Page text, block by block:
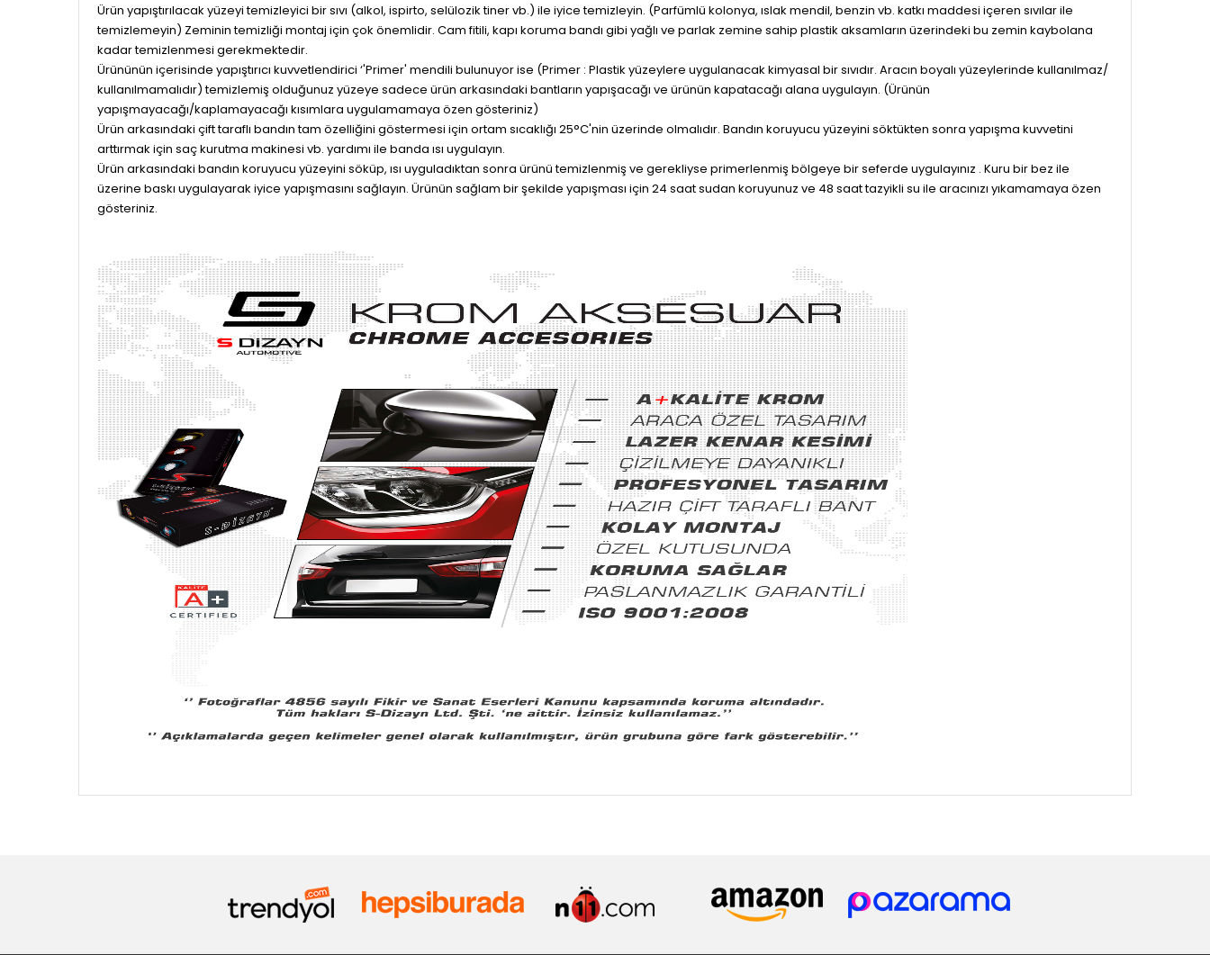
Ürün yapıştırılacak yüzeyi temizleyici bir sıvı (alkol, ispirto, selülozik tiner vb.) ile iyice temizleyin. (Parfümlü kolonya, ıslak mendil, benzin vb. katkı maddesi içeren sıvılar ile
temizlemeyin) Zeminin temizliği montaj için çok önemlidir. Cam fitili, kapı koruma bandı gibi yağlı ve parlak zemine sahip plastik aksamların üzerindeki bu zemin kaybolana
kadar temizlenmesi gerekmektedir.
Ürününün içerisinde yapıştırıcı kuvvetlendirici ‘'Primer' mendili bulunuyor ise (Primer : Plastik yüzeylere uygulanacak kimyasal bir sıvıdır. Aracın boyalı yüzeylerinde kullanılmaz/
kullanılmamalıdır) temizlemiş olduğunuz yüzeye sadece ürün arkasındaki bantların yapışacağı ve ürünün kapatacağı alana uygulayın. (Ürünün
yapışmayacağı/kaplamayacağı kısımlara uygulamamaya özen gösteriniz)
Ürün arkasındaki çift taraflı bandın tam özelliğini göstermesi için ortam sıcaklığı 25°C'nin üzerinde olmalıdır. Bandın koruyucu yüzeyini söktükten sonra yapışma kuvvetini
arttırmak için saç kurutma makinesi vb. yardımı ile banda ısı uygulayın.
Ürün arkasındaki bandın koruyucu yüzeyini söküp, ısı uyguladıktan sonra ürünü temizlenmiş ve gerekliyse primerlenmiş bölgeye bir seferde uygulayınız . Kuru bir bez ile
üzerine baskı uygulayarak iyice yapışmasını sağlayın. Ürünün sağlam bir şekilde yapışması için 24 saat sudan koruyunuz ve 48 saat tazyikli su ile aracınızı yıkamamaya özen
gösteriniz.